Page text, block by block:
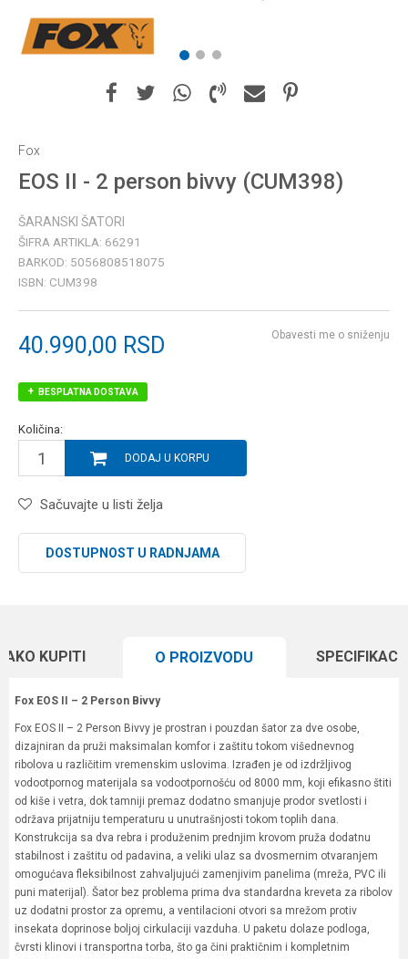
1 2 3
Fox
EOS II - 2 person bivvy (CUM398)
ŠARANSKI ŠATORI
ŠIFRA ARTIKLA: 66291
BARKOD: 5056808518075
ISBN: CUM398
40.990,00 RSD Obavesti me o sniženju
BESPLATNA DOSTAVA
Količina:
DODAJ U KORPU
Sačuvajte u listi želja
DOSTUPNOST U RADNJAMA
KUPITI O PROIZVODU
Fox EOS II – 2 Person Bivvy
Fox EOS II – 2 Person Bivvy je prostran i pouzdan šator za dve osobe,
dizajniran da pruži maksimalan komfor i zaštitu tokom višednevnog
ribolova u različitim vremenskim uslovima. Izrađen je od izdržljivog
vodootpornog materijala sa vodootpornošću od 8000 mm, koji efikasno štiti
od kiše i vetra, dok tamniji premaz dodatno smanjuje prodor svetlosti i
održava prijatniju temperaturu u unutrašnjosti tokom toplih dana.
Konstrukcija sa dva rebra i produženim prednjim krovom pruža dodatnu
stabilnost i zaštitu od padavina, a veliki ulaz sa dvosmernim otvaranjem
omogućava fleksibilnost zahvaljujući zamenjivim panelima (mreža, PVC ili
puni materijal). Šator bez problema prima dva standardna kreveta za ribolov
uz dodatni prostor za opremu, a ventilacioni otvori sa mrežom protiv
insekata doprinose boljoj cirkulaciji vazduha. U paketu dolaze podloga,
čvrsti klinovi i transportna torba, što ga čini praktičnim i kompletnim